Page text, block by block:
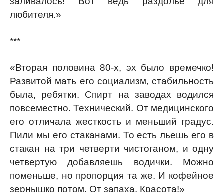
любителя.»
***
«Вторая половина 80-х, эх было времечко!
Развитой мать его социализм, стабильность
была, ребятки. Спирт на заводах водился
повсеместно. Технический. От медицинского
его отличала жесткость и меньший градус.
Пили мы его стаканами. То есть льешь его в
стакан на три четверти чистоганом, и одну
четвертую добавляешь водички. Можно
поменьше, но пропорция та же. И кофейное
зернышко потом. От запаха. Красота!»